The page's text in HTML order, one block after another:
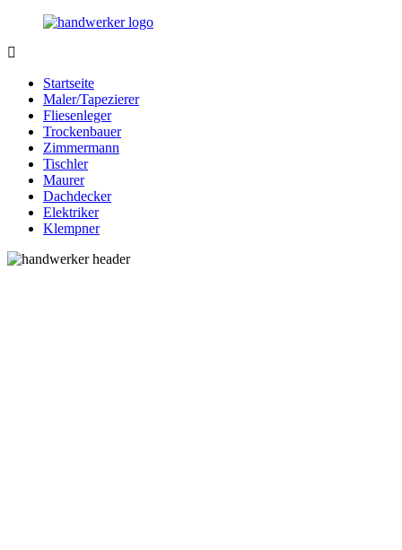
Zurück
Inhalt
Handwerker.de
Ihrer
Nähe
Startseite
Maler/Tapezierer
Fliesenleger
Trockenbauer
Zimmermann
Tischler
Maurer
Dachdecker
Elektriker
Klempner